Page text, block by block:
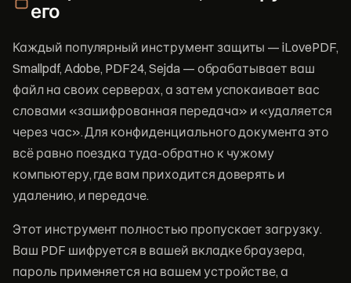
его
Каждый популярный инструмент защиты — iLovePDF,
Smallpdf, Adobe, PDF24, Sejda — обрабатывает ваш
файл на своих серверах, а затем успокаивает вас
словами «зашифрованная передача» и «удаляется
через час». Для конфиденциального документа это
всё равно поездка туда-обратно к чужому
компьютеру, где вам приходится доверять и
удалению, и передаче.
Этот инструмент полностью пропускает загрузку.
Ваш PDF шифруется в вашей вкладке браузера,
пароль применяется на вашем устройстве, а